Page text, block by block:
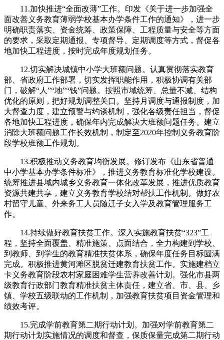
11.加快推进“全面改薄”工作。印发《关于进一步加强全
面改善义务教育薄弱学校基本办学条件工作的通知》，进一步
明确职责落实、资金统筹、政策保障、工程质量与安全等方面
的要求，采取定期通报、专项督导、定期调度等方式，督促各
地加快工程进度，按时完成年度规划任务。
12.切实解决城镇中小学大班额问题。认真贯彻落实教育
部、省政府工作部署，切实发挥职能作用，积极协调有关部
门，破解“人”“地”“钱”问题。按照市域统筹、总量不减、结构
优化的原则，把好规划调整关口。坚持月调度与通报制度，加
大督查力度，建立预警与约谈机制，强化各级责任担当，督促
各地加快工程进度，确保年内完成解决大班额问题任务。建立
消除大班额问题工作长效机制，制定至2020年控制义务教育阶
段学校班额工作规划。
13.积极推动义务教育均衡发展。修订发布《山东省普通
中小学基本办学条件标准》，推进义务教育标准化学校建设。
统筹推进县域内城乡义务教育一体化改革发展，推进优质教育
资源共建共享，建立义务教育学校结对帮扶工作机制。做好农
村留守儿童、外来务工人员随迁子女入学及教育管理服务工
作。
14.持续做好教育扶贫工作。深入实施教育扶贫“323”工
程，坚持全面覆盖、精准施策、点面结合，全力构建到学校、
到教师、到学生的教育精准扶贫体系，确保年度任务目标圆满
完成。积极推进黄河滩区脱贫迁建教育扶贫工作。实施建档立
卡义务教育阶段农村家庭困难学生营养改善计划。强化市县两
级教育行政部门教育精准扶贫主体责任，建立省、市、县、乡
镇、学校五级联动的工作机制，加强教育扶贫项目资金管理和
绩效考评。
15.完成学前教育第二期行动计划。加强对学前教育第二
期行动计划实施情况的调度和督查，保质保量完成第二期行动